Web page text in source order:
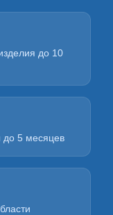
до 10
до 5 месяцев